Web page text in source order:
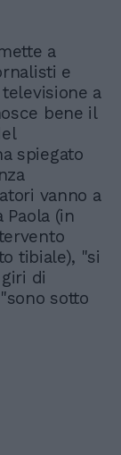
a
e
a
bene il
spiegato
vanno a
(in
tibiale), "si
di
sotto